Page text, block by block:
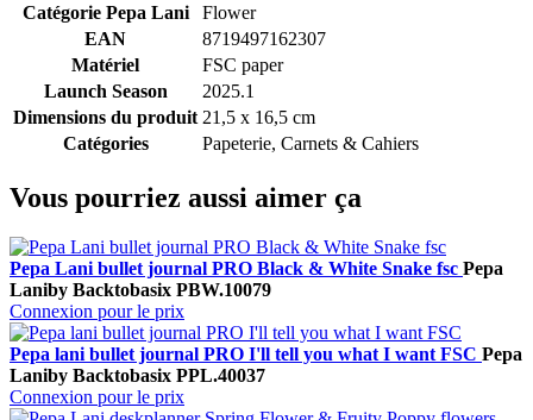
Catégorie Pepa Lani
Flower
EAN
8719497162307
Matériel
FSC paper
Launch Season
2025.1
Dimensions du produit 21,5 x 16,5 cm
Catégories
Papeterie, Carnets & Cahiers
Vous pourriez aussi aimer ça
Pepa Lani bullet journal PRO Black & White Snake fsc Pepa
Laniby Backtobasix PBW.10079
Connexion pour le prix
Pepa lani bullet journal PRO I'll tell you what I want FSC Pepa
Laniby Backtobasix PPL.40037
Connexion pour le prix